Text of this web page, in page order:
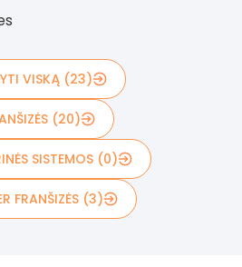
VISKĄ (23)
(20)
SISTEMOS (0)
FRANŠIZĖS (3)